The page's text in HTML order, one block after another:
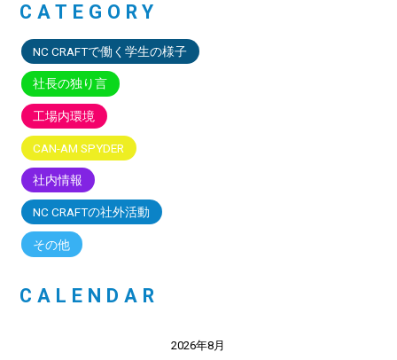
CATEGORY
NC CRAFTで働く学生の様子
社長の独り言
工場内環境
CAN-AM SPYDER
社内情報
NC CRAFTの社外活動
その他
CALENDAR
2026年8月